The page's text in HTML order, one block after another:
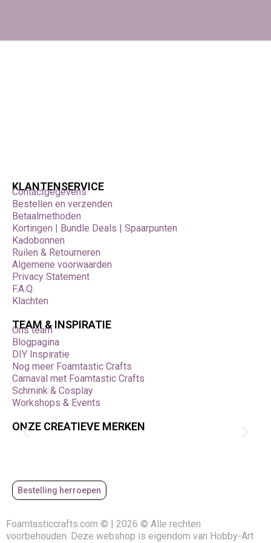
KLANTENSERVICE
Contactgegevens
Bestellen en verzenden
Betaalmethoden
Kortingen | Bundle Deals | Spaarpunten
Kadobonnen
Ruilen & Retourneren
Algemene voorwaarden
Privacy Statement
F.A.Q.
Klachten
TEAM & INSPIRATIE
Ons team
Blogpagina
DIY Inspiratie
Nog meer Foamtastic Crafts
Carnaval met Foamtastic Crafts
Schmink & Cosplay
Workshops & Events
ONZE CREATIEVE MERKEN
Bestelling herroepen
Foamtasticcrafts.com © | 2026 © Alle rechten
voorbehouden. Deze webshop is eigendom van Hobby-Art